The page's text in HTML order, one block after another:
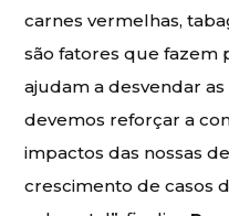
carnes vermelhas,
são fatores que fazem
ajudam a desvendar
devemos reforçar a
impactos das nossas
crescimento de casos